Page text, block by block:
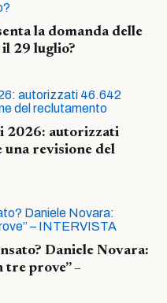
la domanda delle
29 luglio?
2026: autorizzati
una revisione del
Daniele Novara:
tre prove” –